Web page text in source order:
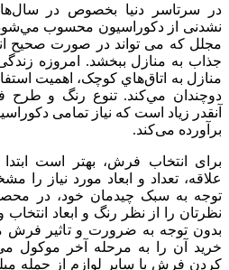
در سرتاسر دنیا بخصوص در
نشدنی از دکوراسیون محسوب
مجلل که می تواند در صورت صحیح
جذاب به منازل ببخشد. امروزه
منازل به اتاق‌هاي کوچک، اهميت
دوچندان مي‌کند. تنوع رنگ و طرح
آنقدر زیاد است که نیاز تمامی
برآورده می‌کند.
برای انتخاب فرش، بهتر است
علاقه، تعداد و ابعاد مورد نیاز را
توجه به سبک چیدمان خود، در
نظرتان را از نظر رنگ و ابعاد انتخاب
بدون توجه به ضرورت و تاثیر فرش
خرید آن را به مرحله آخر موکول
کردن فرش با سایر لوازم از جمله